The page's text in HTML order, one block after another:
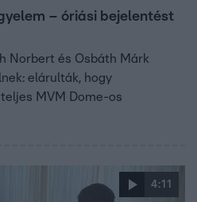
– óriási bejelentést
Norbert és Osbáth Márk
elárulták, hogy
MVM Dome-os
4:11